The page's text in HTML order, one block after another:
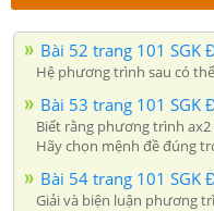
Bài 52 trang 101 SGK
Hệ phương trình sau có
Bài 53 trang 101 SGK
Biết rằng phương trình ax2
Hãy chọn mệnh đề đúng
Bài 54 trang 101 SGK
Giải và biện luận phương